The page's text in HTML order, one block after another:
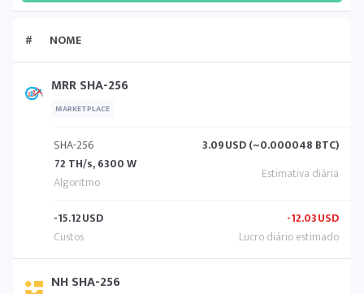
# NOME
MRR SHA-256
MARKETPLACE
SHA-256
72 TH/s, 6300 W
3.09USD (~0.000048 BTC)
-15.12USD -12.03USD
NH SHA-256